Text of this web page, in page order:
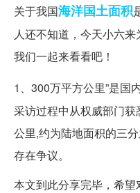
关于我国海洋国土面积
人还不知道，今天小六
我们一起来看看吧！
1、300万平方公里”是国
采访过程中从权威部门
公里,约为陆地面积的三
存在争议。
本文到此分享完毕，希望